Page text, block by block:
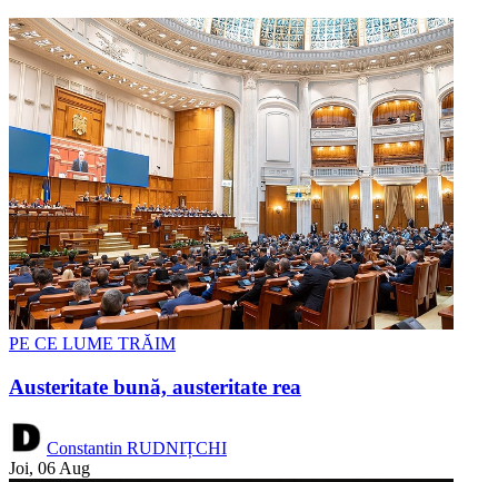
PE CE LUME TRĂIM
Austeritate bună, austeritate rea
Constantin RUDNIȚCHI
Joi, 06 Aug